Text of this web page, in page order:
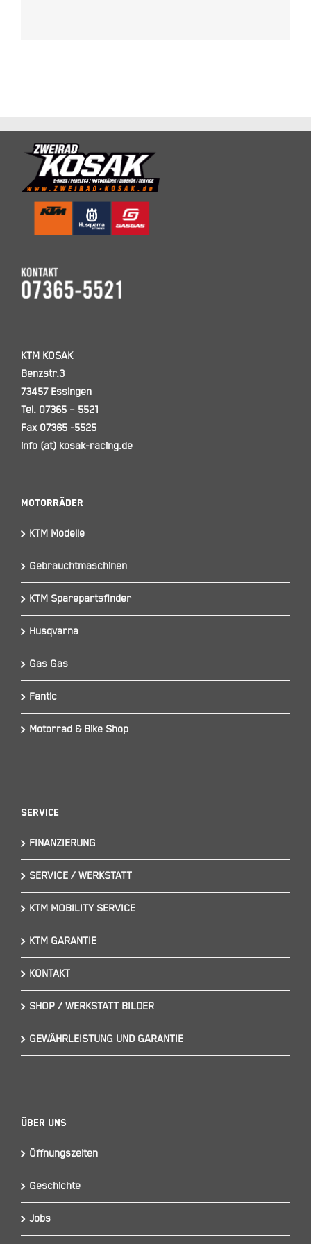
KTM KOSAK
Benzstr.3
73457 Essingen
Tel. 07365 – 5521
Fax 07365 -5525
info (at) kosak-racing.de
Motorräder
KTM Modelle
Gebrauchtmaschinen
KTM Sparepartsfinder
Husqvarna
Gas Gas
Fantic
Motorrad & Bike Shop
Service
FINANZIERUNG
SERVICE / WERKSTATT
KTM MOBILITY SERVICE
KTM GARANTIE
KONTAKT
SHOP / WERKSTATT BILDER
GEWÄHRLEISTUNG UND GARANTIE
Über Uns
Öffnungszeiten
Geschichte
Jobs